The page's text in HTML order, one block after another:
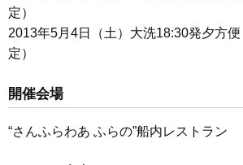
定）
2013年5月4日（土）大洗18:30発夕方
定）
開催会場
“さんふらわあ ふらの”船内レストラン